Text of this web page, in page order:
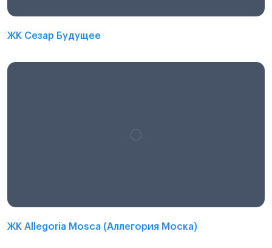
ЖК Сезар Будущее
ЖК Allegoria Mosca (Аллегория Моска)